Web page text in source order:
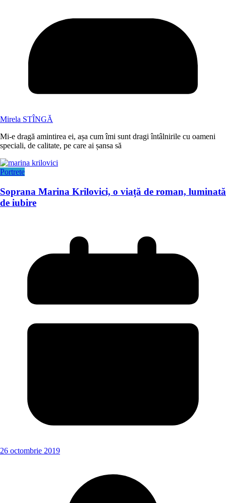
Mirela STÎNGĂ
Mi-e dragă amintirea ei, așa cum îmi sunt dragi întâlnirile cu oameni
speciali, de calitate, pe care ai șansa să
Portrete
Soprana Marina Krilovici, o viață de roman, luminată
de iubire
26 octombrie 2019